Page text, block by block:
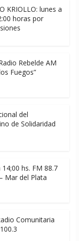
KRIOLLO: lunes a
horas por
Rebelde AM
Fuegos”
del
de Solidaridad
hs. FM 88.7
Mar del Plata
Comunitaria